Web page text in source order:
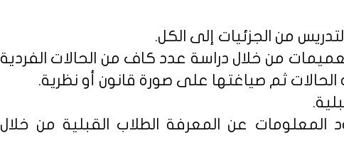
من الجزئيات إلى الكل.
من خلال دراسة عدد كاف من الحالات الفردية
ثم صياغتها على صورة قانون أو نظرية.
المعلومات عن المعرفة الطلاب القبلية من خلال